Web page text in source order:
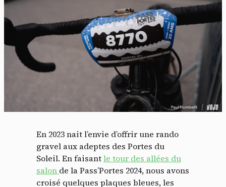
En 2023 nait l’envie d’offrir une rando
gravel aux adeptes des Portes du
Soleil. En faisantle tour des allées du
salon de la Pass’Portes 2024, nous avons
croisé quelques plaques bleues, les